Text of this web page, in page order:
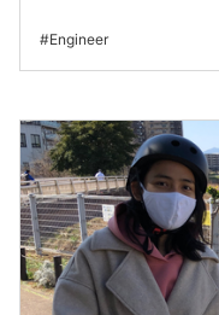
Engineer